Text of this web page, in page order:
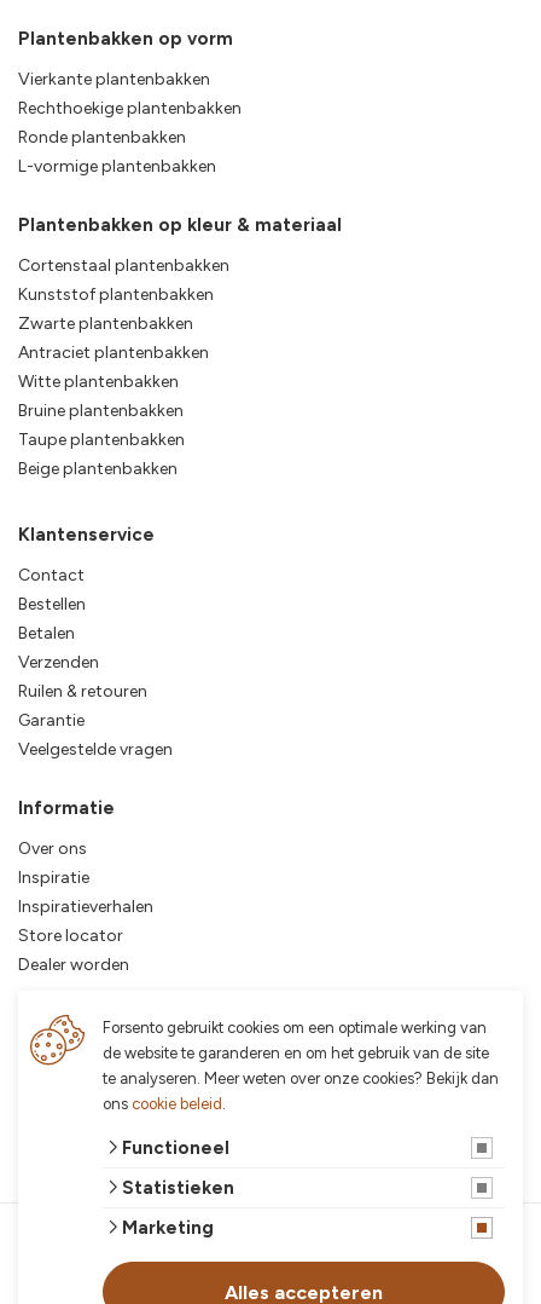
Plantenbakken op vorm
Vierkante plantenbakken
Rechthoekige plantenbakken
Ronde plantenbakken
L-vormige plantenbakken
Plantenbakken op kleur & materiaal
Cortenstaal plantenbakken
Kunststof plantenbakken
Zwarte plantenbakken
Antraciet plantenbakken
Witte plantenbakken
Bruine plantenbakken
Taupe plantenbakken
Beige plantenbakken
Klantenservice
Contact
Bestellen
Betalen
Verzenden
Ruilen & retouren
Garantie
Veelgestelde vragen
Informatie
Over ons
Inspiratie
Inspiratieverhalen
Store locator
Dealer worden
Plantenbakken op functie
Plantenbakken op poten
Plantenbakken op wielen
Plantenbak als afscheiding
algemene voorwaarden
privacy verklaring
Forsento gebruikt cookies om een optimale werking van
de website te garanderen en om het gebruik van de site
te analyseren. Meer weten over onze cookies? Bekijk dan
ons cookie beleid .
Functioneel
Statistieken
Marketing
Alles accepteren